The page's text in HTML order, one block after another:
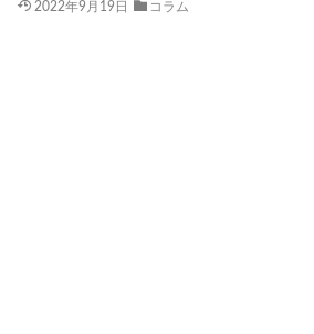
2022年9月19日 コラム